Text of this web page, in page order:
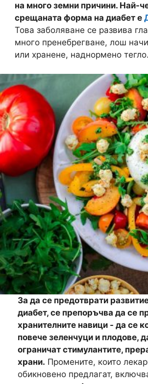
на много земни причини. Най-
срещаната форма на диабет е
Това заболяване се развива
много пренебрегване, лош
или хранене, наднормено тегло.
За да се предотврати
диабет, се препоръчва да се
хранителните навици - да се
повече зеленчуци и плодове,
ограничат стимулантите,
храни. Промените, които
обикновено предлагат,